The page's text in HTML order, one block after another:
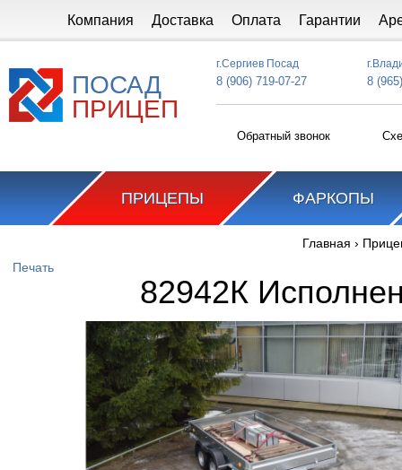
Компания Доставка Оплата Гарантии
ПОСАД
ПРИЦЕП
г.Сергиев Посад
8 (906) 719-07-27 8
Обратный звонок
ПРИЦЕПЫ ФАРКОПЫ
Главная ›
Печать
82942К